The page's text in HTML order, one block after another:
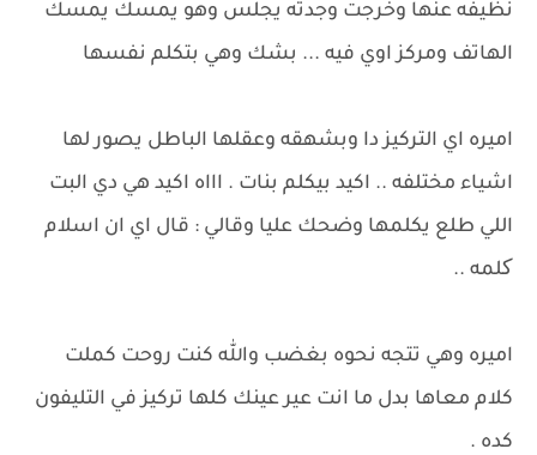
نظيفه عنها وخرجت وجدته يجلس وهو يمسك يمسك
الهاتف ومركز اوي فيه ... بشك وهي بتكلم نفسها
اميره اي التركيز دا وبشهقه وعقلها الباطل يصور لها
اشياء مختلفه .. اكيد بيكلم بنات . اااه اكيد هي دي البت
اللي طلع يكلمها وضحك عليا وقالي : قال اي ان اسلام
کلمه ..
اميره وهي تتجه نحوه بغضب والله كنت روحت كملت
كلام معاها بدل ما انت عير عينك كلها تركيز في التليفون
كده .